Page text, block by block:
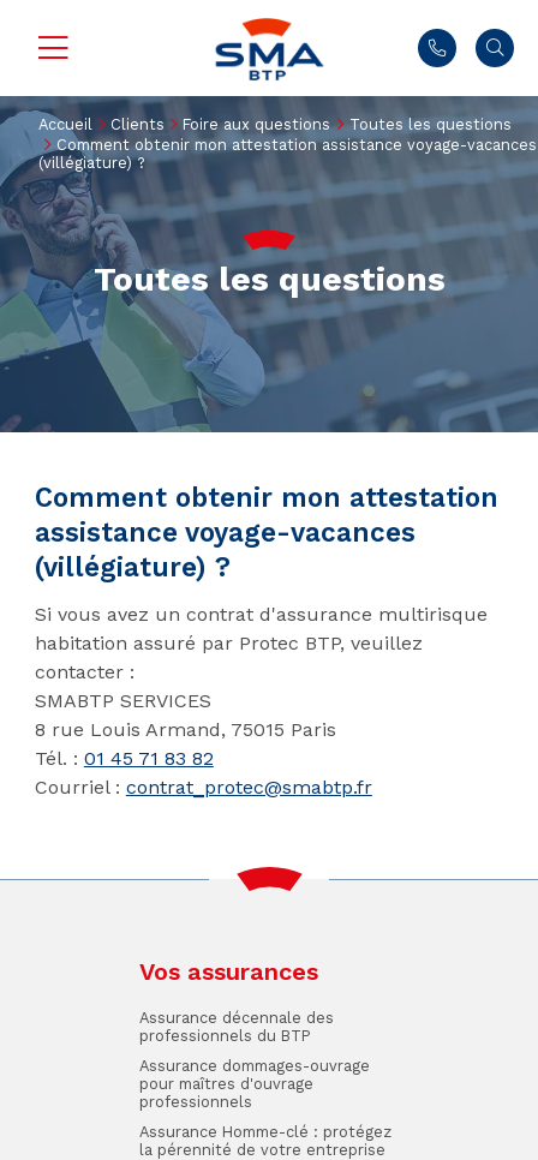
Accueil Clients Foire aux questions
Toutes les questions
Comment obtenir mon attestation assistance voyage-vacances
(villégiature) ?
Toutes les questions
Comment obtenir mon attestation
assistance voyage-vacances
(villégiature) ?
Si vous avez un contrat d'assurance multirisque
habitation assuré par Protec BTP, veuillez
contacter :
SMABTP SERVICES
8 rue Louis Armand, 75015 Paris
Tél. : 01 45 71 83 82
Courriel : contrat_protec@smabtp.fr
Vos assurances
Assurance décennale des
professionnels du BTP
Assurance dommages-ouvrage
pour maîtres d'ouvrage
professionnels
Assurance Homme-clé : protégez
la pérennité de votre entreprise